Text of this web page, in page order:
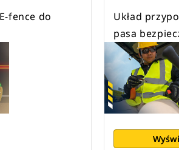
fence do
Układ
pasa